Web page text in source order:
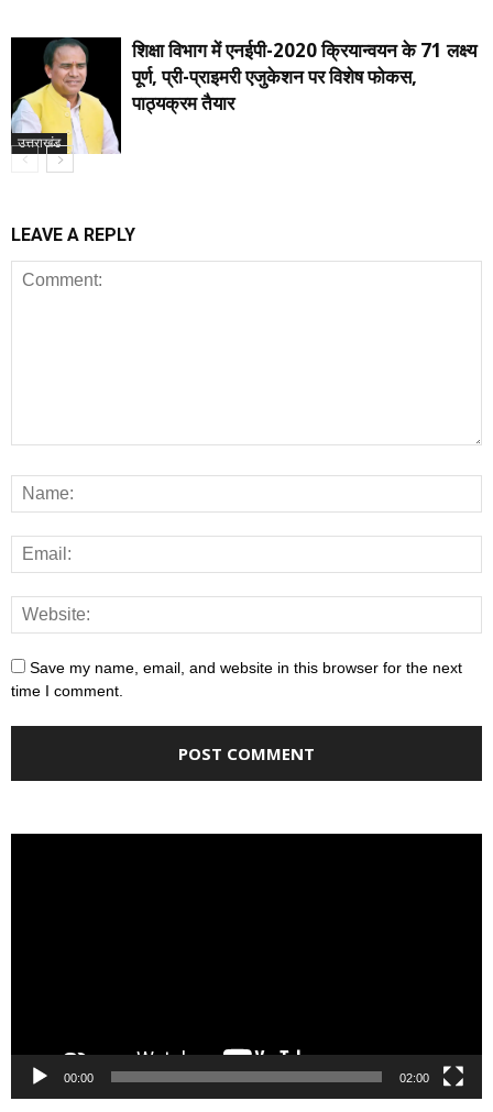
उत्तराखंड
शिक्षा विभाग में एनईपी-2020 क्रियान्वयन के 71 लक्ष्य
पूर्ण, प्री-प्राइमरी एजुकेशन पर विशेष फोकस,
पाठ्यक्रम तैयार
LEAVE A REPLY
Save my name, email, and website in this browser for the next
time I comment.
00:00 02:00